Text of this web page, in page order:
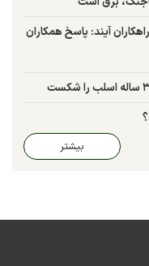
آیند: پاسخ همکاران
بیشتر